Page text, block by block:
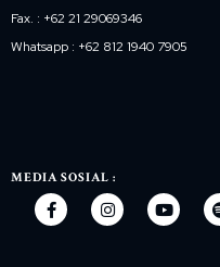
Fax. : +62 21 29069346
Whatsapp : +62 812 1940 7905
MEDIA SOSIAL :